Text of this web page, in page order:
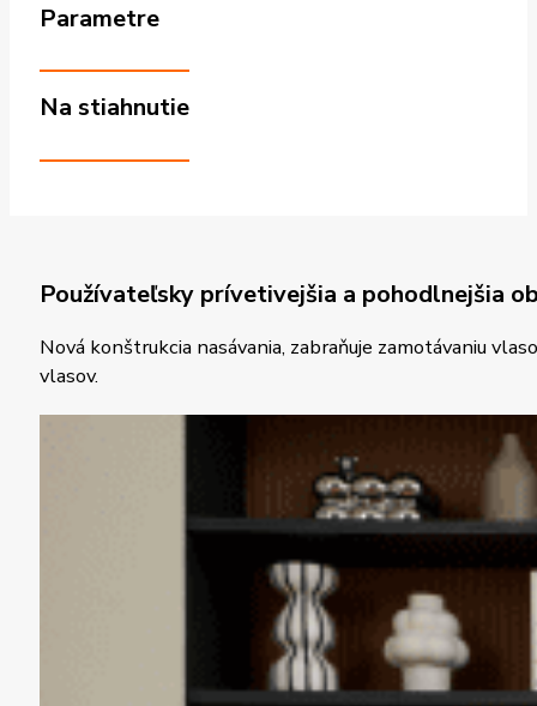
Parametre
Na stiahnutie
Používateľsky prívetivejšia a pohodlnejšia
Nová konštrukcia nasávania, zabraňuje zamotávaniu
vlasov.